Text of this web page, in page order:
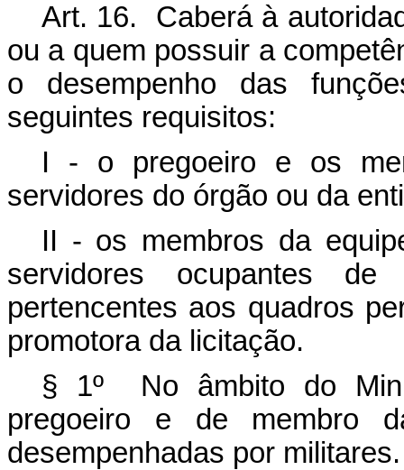
Art. 16. Caberá à
ou a quem possuir a
o desempenho das
seguintes requisitos:
I - o pregoeiro e os
servidores do órgão ou da
II - os membros da
servidores ocupantes de
pertencentes aos quadros
promotora da licitação.
§ 1º No âmbito do
pregoeiro e de membro
desempenhadas por militares.